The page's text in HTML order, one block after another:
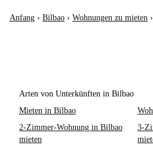
Anfang › Bilbao › Wohnungen zu mieten ›
Arten von Unterkünften in Bilbao
Mieten in Bilbao
2-Zimmer-Wohnung in Bilbao
mieten
3-